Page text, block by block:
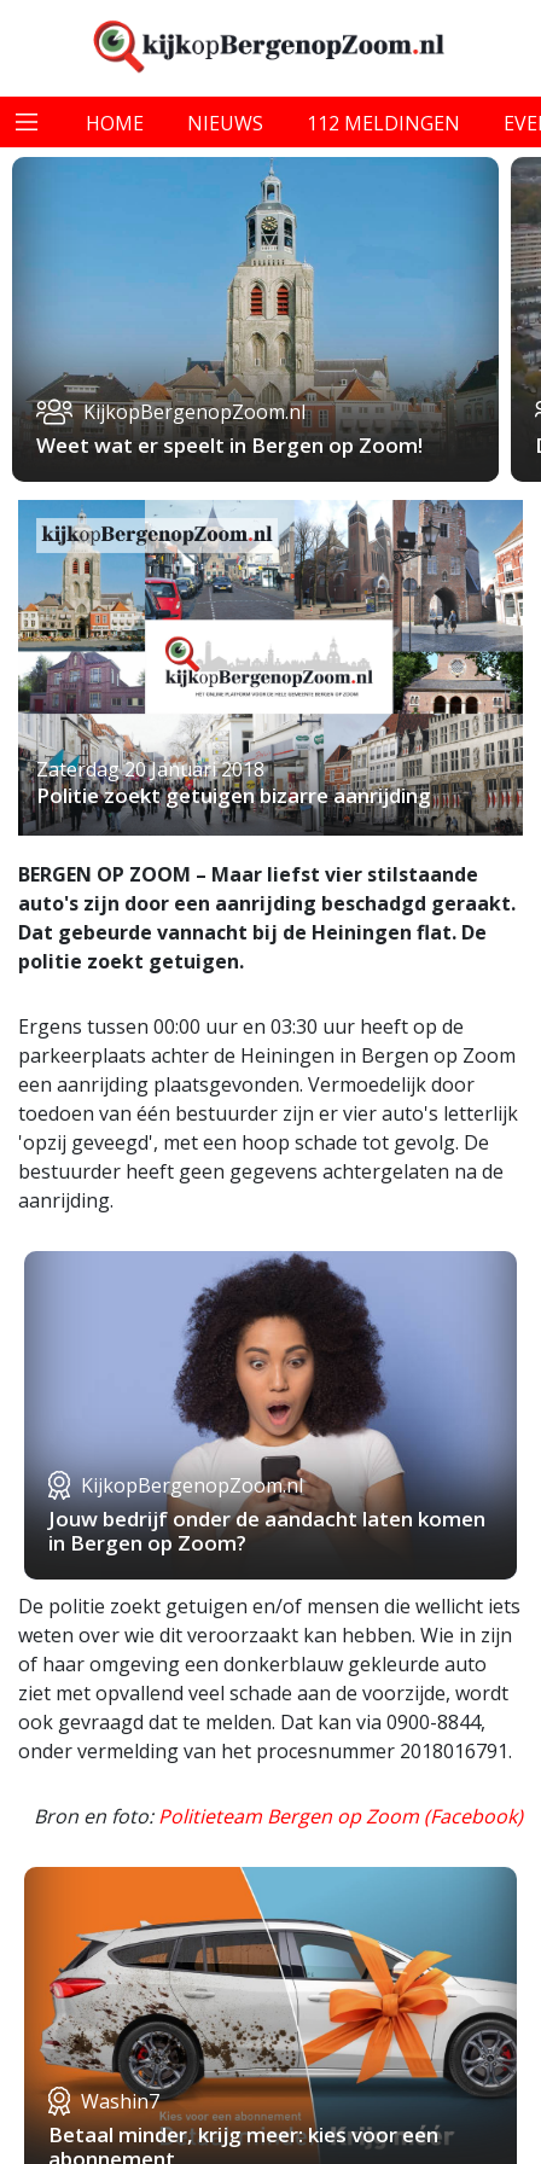
HOME NIEUWS 112 MELDINGEN
KijkopBergenopZoom.nl
Weet wat er speelt in Bergen op Zoom!
Zaterdag 20 Januari 2018
Politie zoekt getuigen bizarre aanrijding
BERGEN OP ZOOM – Maar liefst vier stilstaande
auto's zijn door een aanrijding beschadgd geraakt.
Dat gebeurde vannacht bij de Heiningen flat. De
politie zoekt getuigen.
Ergens tussen 00:00 uur en 03:30 uur heeft op de
parkeerplaats achter de Heiningen in Bergen op Zoom
een aanrijding plaatsgevonden. Vermoedelijk door
toedoen van één bestuurder zijn er vier auto's letterlijk
'opzij geveegd', met een hoop schade tot gevolg. De
bestuurder heeft geen gegevens achtergelaten na de
aanrijding.
KijkopBergenopZoom.nl
Jouw bedrijf onder de aandacht laten komen
in Bergen op Zoom?
De politie zoekt getuigen en/of mensen die wellicht iets
weten over wie dit veroorzaakt kan hebben. Wie in zijn
of haar omgeving een donkerblauw gekleurde auto
ziet met opvallend veel schade aan de voorzijde, wordt
ook gevraagd dat te melden. Dat kan via 0900-8844,
onder vermelding van het procesnummer 2018016791.
Bron en foto:Politieteam Bergen op Zoom (Facebook)
Washin7
Betaal minder, krijg meer: kies voor een